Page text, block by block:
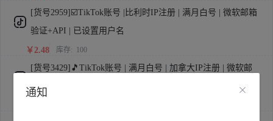
[货号2959]☑️TikTok账号 |比利时IP注册 | 满月白号 | 微软邮箱
验证+API | 已设置用户名
￥2.48 库存: 100
[货号3429]🎵TikTok账号 | 满月白号 | 加拿大IP注册 | 微软邮
箱验证 | 默认user用户名
通知